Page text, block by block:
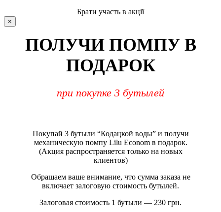
Брати участь в акції
×
ПОЛУЧИ ПОМПУ В
ПОДАРОК
при покупке 3 бутылей
Покупай 3 бутыли “Кодацкой воды” и получи
механическую помпу Lilu Econom в подарок.
(Акция распространяется только на новых
клиентов)
Обращаем ваше внимание, что сумма заказа не
включает залоговую стоимость бутылей.
Залоговая стоимость 1 бутыли — 230 грн.